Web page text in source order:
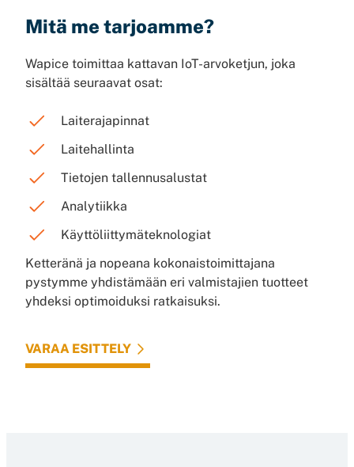
Mitä me tarjoamme?
Wapice toimittaa kattavan IoT-arvoketjun, joka
sisältää seuraavat osat:
Laiterajapinnat
Laitehallinta
Tietojen tallennusalustat
Analytiikka
Käyttöliittymäteknologiat
Ketteränä ja nopeana kokonaistoimittajana
pystymme yhdistämään eri valmistajien tuotteet
yhdeksi optimoiduksi ratkaisuksi.
VARAA ESITTELY